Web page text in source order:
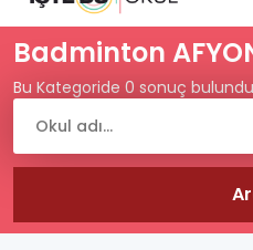
Badminton
Bu Kategoride 0 sonuç bulundu